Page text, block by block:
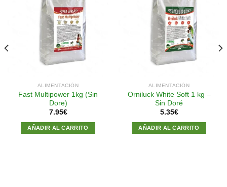
Añadir
lista de
ALIMENTACIÓN
Fast Multipower 1kg (Sin
Dore)
7.95€
AÑADIR AL CARRITO
Añadir
lista de
ALIMENTACIÓN
Orniluck White Soft 1 kg –
Sin Doré
5.35€
AÑADIR AL CARRITO